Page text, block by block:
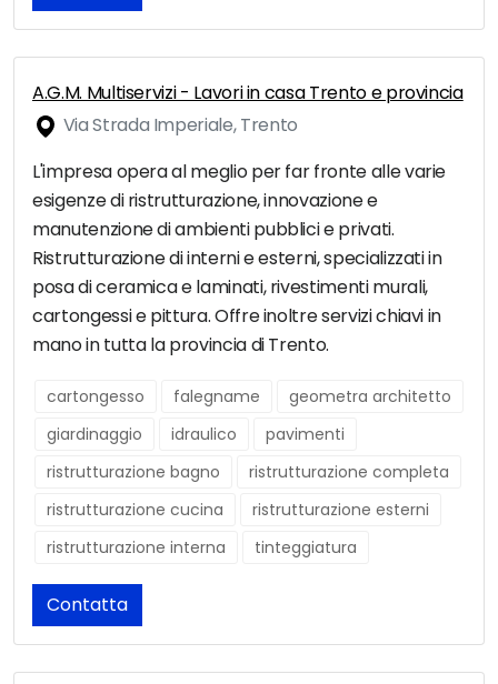
A.G.M. Multiservizi - Lavori in casa Trento e provincia
Via Strada Imperiale, Trento
L'impresa opera al meglio per far fronte alle varie
esigenze di ristrutturazione, innovazione e
manutenzione di ambienti pubblici e privati.
Ristrutturazione di interni e esterni, specializzati in
posa di ceramica e laminati, rivestimenti murali,
cartongessi e pittura. Offre inoltre servizi chiavi in
mano in tutta la provincia di Trento.
cartongesso falegname
geometra architetto
giardinaggio
idraulico
pavimenti
ristrutturazione bagno
ristrutturazione completa
ristrutturazione cucina
ristrutturazione esterni
ristrutturazione interna
tinteggiatura
Contatta